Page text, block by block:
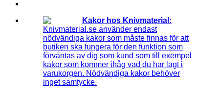
Kakor hos Knivmaterial:
Knivmaterial.se använder endast
nödvändiga kakor som måste finnas för att
butiken ska fungera för den funktion som
förväntas av dig som kund som till exempel
kakor som kommer ihåg vad du har lagt i
varukorgen. Nödvändiga kakor behöver
inget samtycke.